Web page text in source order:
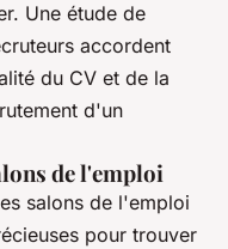
Une étude de
accordent
du CV et de la
d'un
de l'emploi
salons de l'emploi
pour trouver